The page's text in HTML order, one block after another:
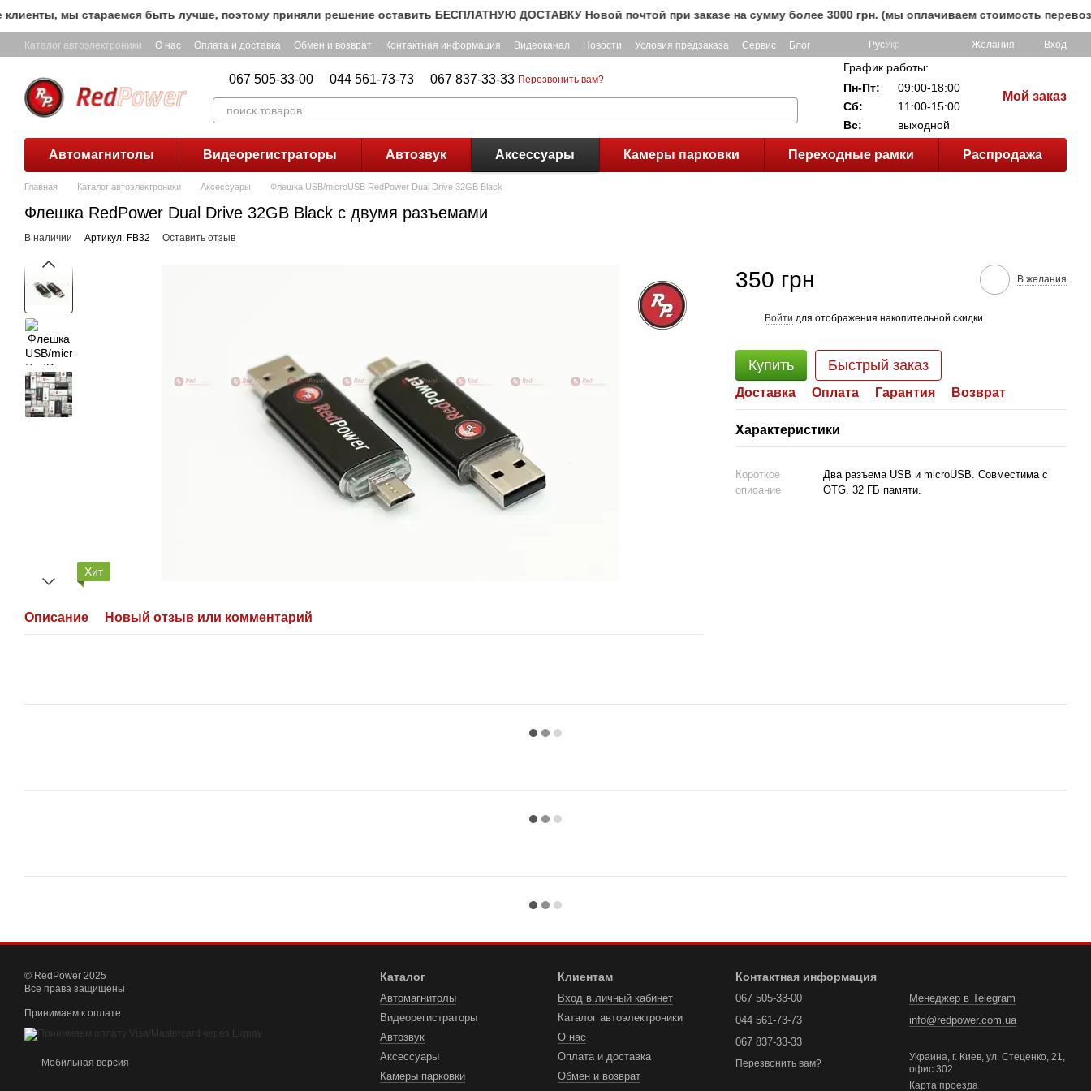
Перейти к основному контенту
мы стараемся быть лучше, поэтому приняли решение оставить БЕСПЛАТНУЮ ДОСТАВКУ Новой почтой при заказе на сумму более 3000 грн. (мы оплачиваем стоимость перевозки
Каталог автоэлектроники О нас Оплата и доставка Обмен и возврат Контактная информация Видеоканал Новости Условия предзаказа Сервис Блог РусУкр Желания Вход
067 505-33-00 044 561-73-73 067 837-33-33 Перезвонить вам?
График работы:
Пн-Пт:
09:00-18:00
Сб:
11:00-15:00
Вс:
выходной
Мой заказ
Автомагнитолы Видеорегистраторы Автозвук Аксессуары Камеры парковки Переходные рамки Распродажа
Главная Каталог автоэлектроники Аксессуары Флешка USB/microUSB RedPower Dual Drive 32GB Black
Флешка RedPower Dual Drive 32GB Black с двумя разъемами
В наличии Артикул: FB32 Оставить отзыв
Хит
Описание Новый отзыв или комментарий
350 грн В желания
Войти для отображения накопительной скидки
Купить Быстрый заказ
Доставка Оплата Гарантия Возврат
Характеристики
Короткое
описание
Два разъема USB и microUSB. Совместима с
OTG. 32 ГБ памяти.
© RedPower 2025
Все права защищены
Принимаем к оплате
Мобильная версия
Каталог
Автомагнитолы
Видеорегистраторы
Автозвук
Аксессуары
Камеры парковки
Клиентам
Вход в личный кабинет
Каталог автоэлектроники
О нас
Оплата и доставка
Обмен и возврат
Контактная информация
067 505-33-00
044 561-73-73
067 837-33-33
Перезвонить вам?
Менеджер в Telegram
info@redpower.com.ua
Украина, г. Киев, ул. Стеценко, 21,
офис 302
Карта проезда